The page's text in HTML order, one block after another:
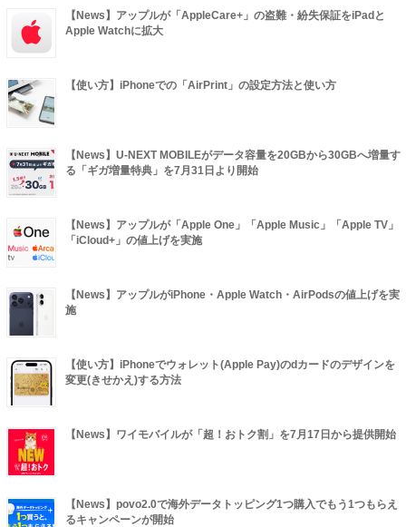
【News】アップルが「AppleCare+」の盗難・紛失保証をiPadと
Apple Watchに拡大
【使い方】iPhoneでの「AirPrint」の設定方法と使い方
【News】U-NEXT MOBILEがデータ容量を20GBから30GBへ増量す
る「ギガ増量特典」を7月31日より開始
【News】アップルが「Apple One」「Apple Music」「Apple TV」
「iCloud+」の値上げを実施
【News】アップルがiPhone・Apple Watch・AirPodsの値上げを実
施
【使い方】iPhoneでウォレット(Apple Pay)のdカードのデザインを
変更(きせかえ)する方法
【News】ワイモバイルが「超！おトク割」を7月17日から提供開始
【News】povo2.0で海外データトッピング1つ購入でもう1つもらえ
るキャンペーンが開始